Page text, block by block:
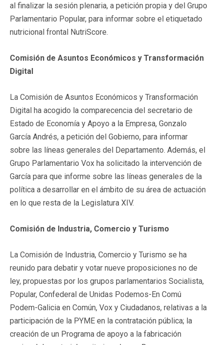
al finalizar la sesión plenaria, a petición propia y del Grupo
Parlamentario Popular, para informar sobre el etiquetado
nutricional frontal NutriScore.
Comisión de Asuntos Económicos y Transformación
Digital
La Comisión de Asuntos Económicos y Transformación
Digital ha acogido la comparecencia del secretario de
Estado de Economía y Apoyo a la Empresa, Gonzalo
García Andrés, a petición del Gobierno, para informar
sobre las líneas generales del Departamento. Además, el
Grupo Parlamentario Vox ha solicitado la intervención de
García para que informe sobre las líneas generales de la
política a desarrollar en el ámbito de su área de actuación
en lo que resta de la Legislatura XIV.
Comisión de Industria, Comercio y Turismo
La Comisión de Industria, Comercio y Turismo se ha
reunido para debatir y votar nueve proposiciones no de
ley, propuestas por los grupos parlamentarios Socialista,
Popular, Confederal de Unidas Podemos-En Comú
Podem-Galicia en Común, Vox y Ciudadanos, relativas a la
participación de la PYME en la contratación pública; la
creación de un Programa de apoyo a la fabricación